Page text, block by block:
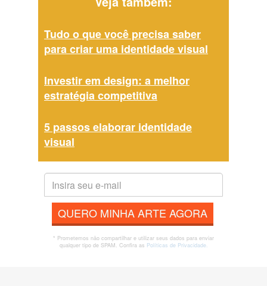
Tudo o que você precisa saber
para criar uma identidade visual
Investir em design: a melhor
estratégia competitiva
5 passos elaborar identidade
visual
QUERO MINHA ARTE AGORA
* Prometemos não compartilhar e utilizar seus dados para enviar
qualquer tipo de SPAM. Confira as Políticas de Privacidade.